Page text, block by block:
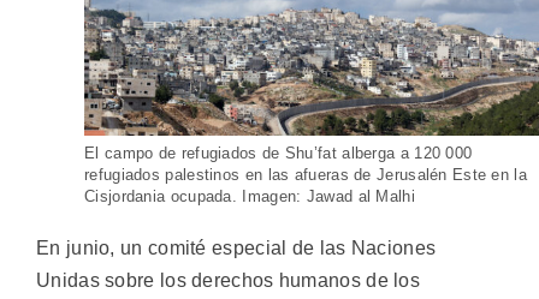
El campo de refugiados de Shu’fat alberga a 120 000
refugiados palestinos en las afueras de Jerusalén Este en la
Cisjordania ocupada. Imagen: Jawad al Malhi
En junio, un comité especial de las Naciones
Unidas sobre los derechos humanos de los